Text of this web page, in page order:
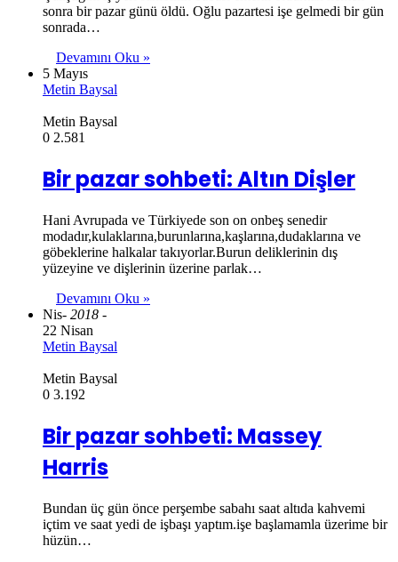
sonra bir pazar günü öldü. Oğlu pazartesi işe gelmedi bir gün
sonrada…
Devamını Oku »
5 Mayıs
Metin Baysal
Metin Baysal
0 2.581
Bir pazar sohbeti: Altın Dişler
Hani Avrupada ve Türkiyede son on onbeş senedir
modadır,kulaklarına,burunlarına,kaşlarına,dudaklarına ve
göbeklerine halkalar takıyorlar.Burun deliklerinin dış
yüzeyine ve dişlerinin üzerine parlak…
Devamını Oku »
Nis- 2018 -
22 Nisan
Metin Baysal
Metin Baysal
0 3.192
Bir pazar sohbeti: Massey
Harris
Bundan üç gün önce perşembe sabahı saat altıda kahvemi
içtim ve saat yedi de işbaşı yaptım.işe başlamamla üzerime bir
hüzün…